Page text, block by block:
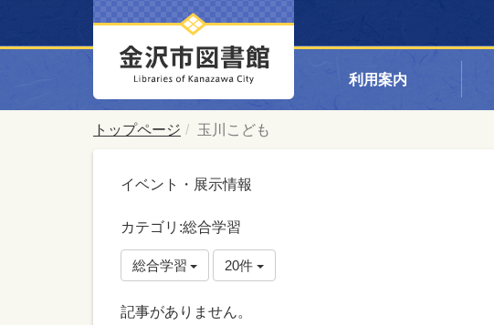
利用案内
トップページ 玉川こども
イベント・展示情報
カテゴリ:総合学習
総合学習 20件
記事がありません。